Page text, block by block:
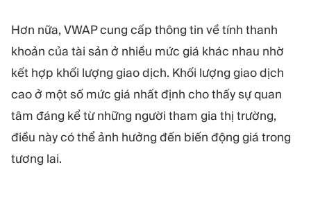
Hơn nữa, VWAP cung cấp thông tin về tính thanh
khoản của tài sản ở nhiều mức giá khác nhau nhờ
kết hợp khối lượng giao dịch. Khối lượng giao dịch
cao ở một số mức giá nhất định cho thấy sự quan
tâm đáng kể từ những người tham gia thị trường,
điều này có thể ảnh hưởng đến biến động giá trong
tương lai.